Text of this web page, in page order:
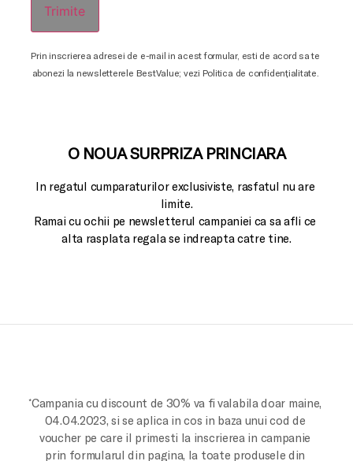
Trimite
Prin inscrierea adresei de e-mail in acest formular, esti de acord sa te
abonezi la newsletterele BestValue; vezi Politica de confidențialitate.
O NOUA SURPRIZA PRINCIARA
In regatul cumparaturilor exclusiviste, rasfatul nu are
limite.
Ramai cu ochii pe newsletterul campaniei ca sa afli ce
alta rasplata regala se indreapta catre tine.
*Campania cu discount de 30% va fi valabila doar maine,
04.04.2023, si se aplica in cos in baza unui cod de
voucher pe care il primesti la inscrierea in campanie
prin formularul din pagina, la toate produsele din